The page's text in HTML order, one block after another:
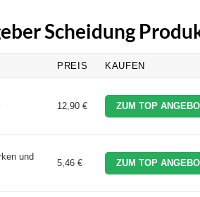
Scheidung
PREIS KAUFEN
12,90 € ZUM TOP
und
5,46 € ZUM TOP